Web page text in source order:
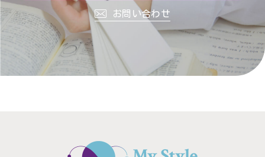
お問い合わせ